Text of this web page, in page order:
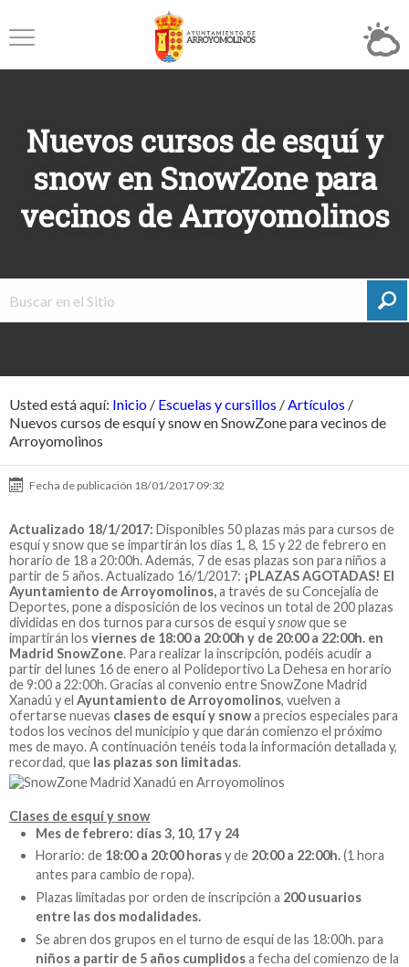
Nuevos cursos de esquí y
snow en SnowZone para
vecinos de Arroyomolinos
Usted está aquí: Inicio / Escuelas y cursillos /Artículos /
Nuevos cursos de esquí y snow en SnowZone para vecinos de
Arroyomolinos
Fecha de publicación 18/01/2017 09:32
Actualizado 18/1/2017: Disponibles 50 plazas más para cursos de
esquí y snow que se impartirán los días 1, 8, 15 y 22 de febrero en
horario de 18 a 20:00h. Además, 7 de esas plazas son para niños a
partir de 5 años.Actualizado 16/1/2017: ¡PLAZAS AGOTADAS! El
Ayuntamiento de Arroyomolinos,a través de su Concejalía de
Deportes, pone a disposición de los vecinos un total de 200 plazas
divididas en dos turnos para cursos de esquí ysnowque se
impartirán los viernes de 18:00 a 20:00h y de 20:00 a 22:00h. en
Madrid SnowZone. Para realizar la inscripción, podéis acudir a
partir del lunes 16 de enero al Polideportivo La Dehesa en horario
de 9:00 a 22:00h. Gracias al convenio entre SnowZone Madrid
Xanadú y el Ayuntamiento de Arroyomolinos, vuelven a
ofertarse nuevas clases de esquí y snowa precios especiales para
todos los vecinos del municipio y que darán comienzo el próximo
mes de mayo. A continuación tenéis toda la información detallada y,
recordad, que las plazas son limitadas.
Clases de esquí y snow
Mes de febrero: días 3, 10, 17 y 24
Horario: de 18:00 a 20:00 horasy de 20:00 a 22:00h.(1 hora
antes para cambio de ropa).
Plazas limitadas por orden de inscripción a 200 usuarios
entre las dos modalidades.
Se abren dos grupos en el turno de esquí de las 18:00h. para
niños a partir de 5 años cumplidosa fecha del comienzo de la